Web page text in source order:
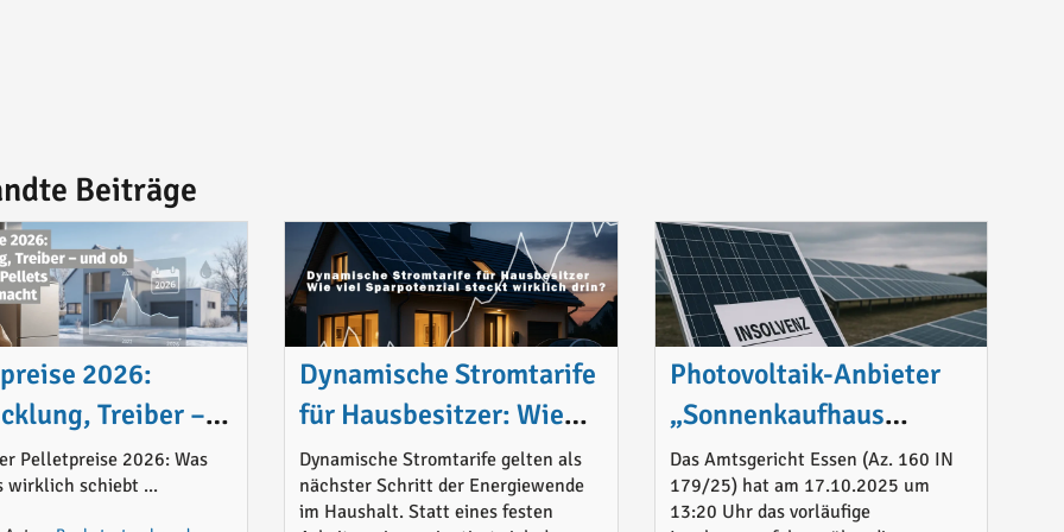
Beiträge
2026:
Treiber –
Heizen mit
noch Sinn macht
Pelletpreise 2026: Was
wirklich schiebt ...
Dynamische Stromtarife
für Hausbesitzer: Wie
viel Sparpotenzial steckt
wirklich drin?
Dynamische Stromtarife gelten als
nächster Schritt der Energiewende
im Haushalt. Statt eines festen
Photovoltaik-Anbieter
„Sonnenkaufhaus
Ruhrgebiet GmbH“ in
vorläufiger Insolvenz
Das Amtsgericht Essen (Az. 160 IN
179/25) hat am 17.10.2025 um
13:20 Uhr das vorläufige